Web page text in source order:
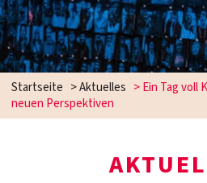
Startseite >Aktuelles >Ein Tag voll
neuen Perspektiven